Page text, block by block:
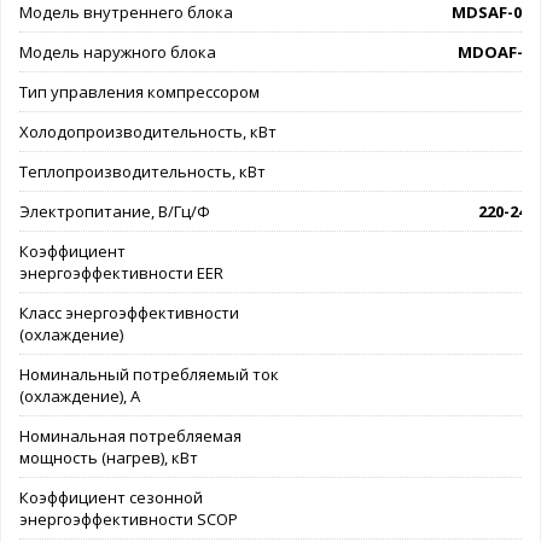
Модель внутреннего блока
MDSAF-
Модель наружного блока
MDOAF-
Тип управления компрессором
Холодопроизводительность, кВт
Теплопроизводительность, кВт
Электропитание, В/Гц/Ф
220-
Коэффициент
энергоэффективности EER
Класс энергоэффективности
(охлаждение)
Номинальный потребляемый ток
(охлаждение), А
Номинальная потребляемая
мощность (нагрев), кВт
Коэффициент сезонной
энергоэффективности SCOP